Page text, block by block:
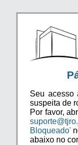
Seu acesso
suspeita de
Por favor,
Bloqueado'
abaixo no